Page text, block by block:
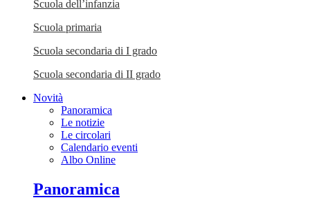
Scuola dell’infanzia
Scuola primaria
Scuola secondaria di I grado
Scuola secondaria di II grado
Novità
Panoramica
Le notizie
Le circolari
Calendario eventi
Albo Online
Panoramica